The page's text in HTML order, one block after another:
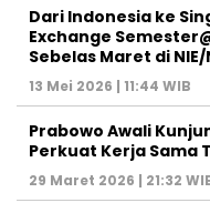
Dari Indonesia ke
Exchange
Sebelas Maret di
13 Mei 2026 | 11:44 WIB
Prabowo Awali
Perkuat Kerja Sama
29 Maret 2026 | 21:32